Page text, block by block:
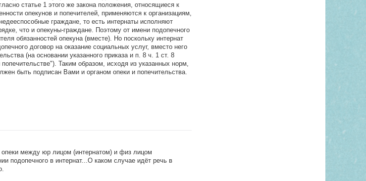
статье 1 этого же закона положения, относящиеся к
опекунов и попечителей, применяются к организациям,
граждане, то есть интернаты исполняют
что и опекуны-граждане. Поэтому от имени подопечного
обязанностей опекуна (вместе). Но поскольку интернат
договор на оказание социальных услуг, вместо него
(на основании указанного приказа и п. 8 ч. 1 ст. 8
Таким образом, исходя из указанных норм,
быть подписан Вами и органом опеки и попечительства.
опеки между юр лицом (интернатом) и физ лицом
подопечного в интернат...О каком случае идёт речь в